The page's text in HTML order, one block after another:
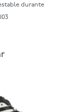
durante